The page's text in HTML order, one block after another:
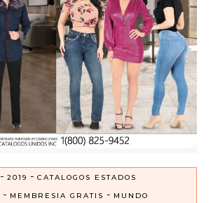
- 2019 - CATALOGOS ESTADOS
- MEMBRESIA GRATIS - MUNDO